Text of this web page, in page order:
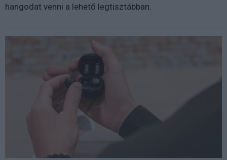
hangodat venni a lehető legtisztábban.